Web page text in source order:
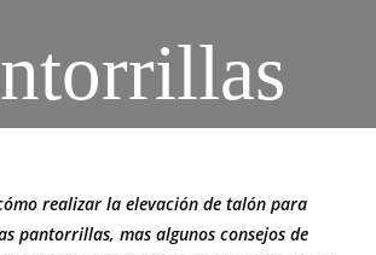
realizar la elevación de talón para
pantorrillas, mas algunos consejos de